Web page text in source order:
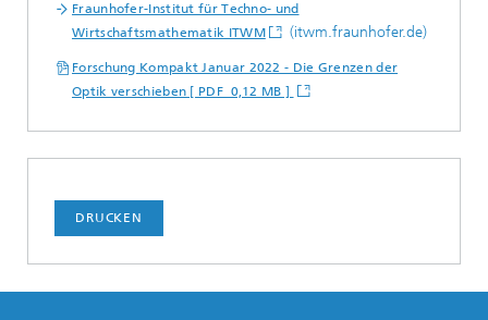
Fraunhofer-Institut für Techno- und
Wirtschaftsmathematik ITWM
(itwm.fraunhofer.de)
Forschung Kompakt Januar 2022 - Die Grenzen der
Optik verschieben [ PDF 0,12 MB ]
DRUCKEN